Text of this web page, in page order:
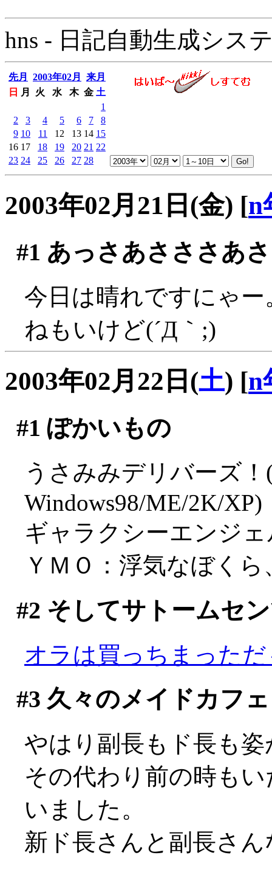
hns - 日記自動生成シス
先月 2003年02月
来月
日
月 火 水 木 金 土
1
2
3 4 5 6 7
8
9 10 11 12 13 14 15
16 17 18 19 20 21 22
23 24 25 26 27 28
2003年02月21日(金) [n
#1 あっさあさささあ
今日は晴れですにゃー
ねもいけど(´Д｀;)
2003年02月22日(土) [n
#1 ぽかいもの
うさみみデリバーズ
Windows98/ME/2K/XP)
ギャラクシーエンジェ
ＹＭＯ：浮気なぼくら
#2 そしてサトームセ
オラは買っちまった
#3 久々のメイドカフェ
やはり副長もド長も
その代わり前の時も
いました。
新ド長さんと副長さ